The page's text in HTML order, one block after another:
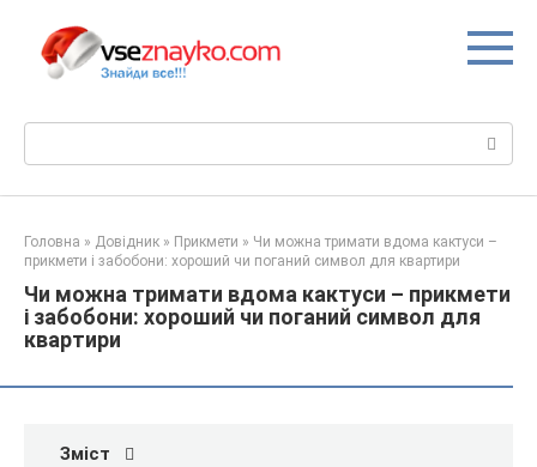
вмісту
Головна » Довідник » Прикмети » Чи можна тримати вдома кактуси –
прикмети і забобони: хороший чи поганий символ для квартири
Чи можна тримати вдома кактуси – прикмети
і забобони: хороший чи поганий символ для
квартири
Зміст